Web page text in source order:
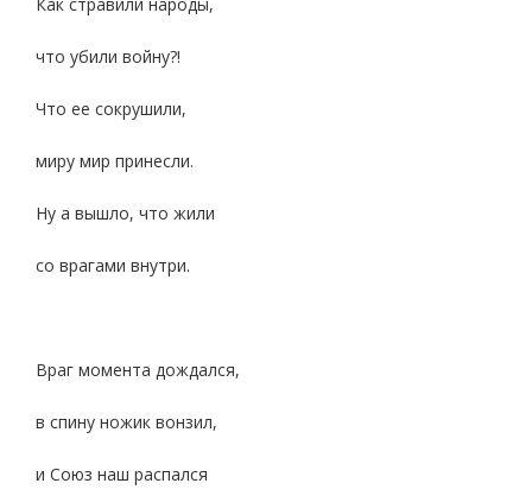
что убили войну?!
Что ее сокрушили,
миру мир принесли.
Ну а вышло, что жили
со врагами внутри.
Враг момента дождался,
в спину ножик вонзил,
и Союз наш распался